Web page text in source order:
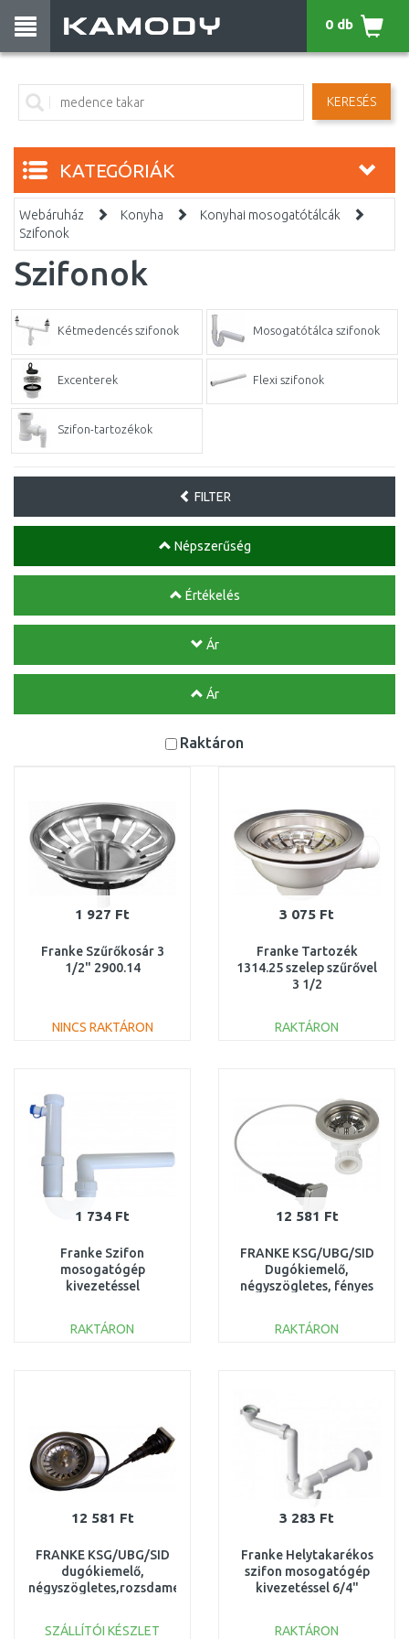
KERESÉS
0 db
KATEGÓRIÁK
Webáruház Konyha
Konyhai mosogatótálcák
Szifonok
Szifonok
Kétmedencés szifonok Mosogatótálca szifonok
Excenterek Flexi szifonok
Szifon-tartozékok
FILTER
Népszerűség
Értékelés
Ár
Ár
Raktáron
1 927 Ft
Franke Szűrőkosár 3
1/2" 2900.14
NINCS RAKTÁRON
3 075 Ft
Franke Tartozék
1314.25 szelep szűrővel
3 1/2
RAKTÁRON
1 734 Ft
Franke Szifon
mosogatógép
kivezetéssel
RAKTÁRON
12 581 Ft
FRANKE KSG/UBG/SID
Dugókiemelő,
négyszögletes, fényes
112.0304.599
RAKTÁRON
12 581 Ft
FRANKE KSG/UBG/SID
dugókiemelő,
négyszögletes,rozsdamentes,
112.0304.603
SZÁLLÍTÓI KÉSZLET
3 283 Ft
Franke Helytakarékos
szifon mosogatógép
kivezetéssel 6/4"
RAKTÁRON